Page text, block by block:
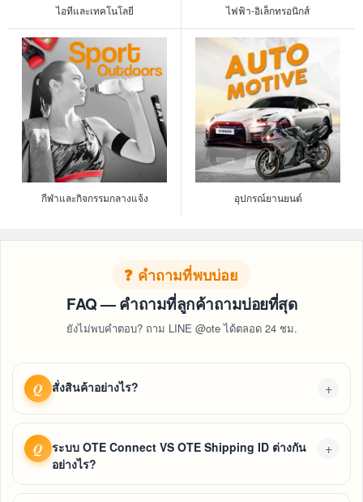
ไอทีและเทคโนโลยี ไฟฟ้า-อิเล็กทรอนิกส์
กีฬาและกิจกรรมกลางแจ้ง อุปกรณ์ยานยนต์
❓ คำถามที่พบบ่อย
FAQ — คำถามที่ลูกค้าถามบ่อยที่สุด
ยังไม่พบคำตอบ? ถาม LINE @ote ได้ตลอด 24 ชม.
Q สั่งสินค้าอย่างไร? +
Q ระบบ OTE Connect VS OTE Shipping ID ต่างกัน
อย่างไร?
+